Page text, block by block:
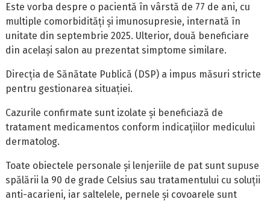
Este vorba despre o pacientă în vârstă de 77 de ani, cu
multiple comorbidități și imunosupresie, internată în
unitate din septembrie 2025. Ulterior, două beneficiare
din același salon au prezentat simptome similare.
Direcția de Sănătate Publică (DSP) a impus măsuri stricte
pentru gestionarea situației.
Cazurile confirmate sunt izolate și beneficiază de
tratament medicamentos conform indicațiilor medicului
dermatolog.
Toate obiectele personale și lenjeriile de pat sunt supuse
spălării la 90 de grade Celsius sau tratamentului cu soluții
anti-acarieni, iar saltelele, pernele și covoarele sunt